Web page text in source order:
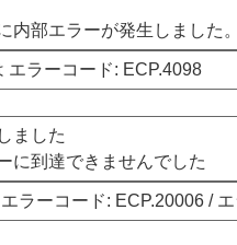
内部エラーが発生しました
エラーコード: ECP.4098
ました
に到達できませんでした
ラーコード: ECP.20006 /